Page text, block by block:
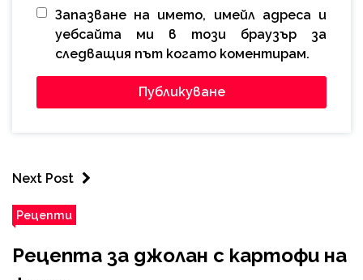
Запазване на името, имейл адреса и
уебсайта ми в този браузър за
следващия път когато коментирам.
Next Post
Рецепти
Рецепта за джолан с картофи на